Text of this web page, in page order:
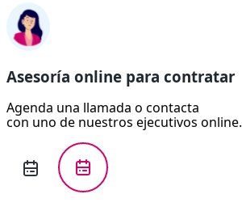
Asesoría online para contratar
Agenda una llamada o contacta
con uno de nuestros ejecutivos online.